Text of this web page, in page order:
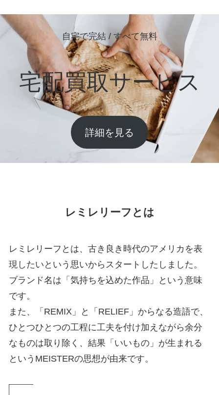
自宅で完結 / すべて無料
宅配買取サービス
詳細を見る
レミレリーフとは
レミレリーフとは、古き良き時代のアメリカを表
現したいという思いからスタートしたしました。
ブランド名は「気持ちを込めた作品」という意味
です。
また、「REMIX」と「RELIEF」からなる造語で、
ひとつひとつの工程に工夫を付け加えながら余分
なものは取り除く、結果「いいもの」が生まれる
というMEISTERの思想が由来です。